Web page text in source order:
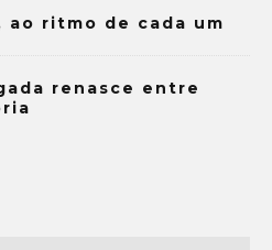
ao ritmo de cada um
renasce entre